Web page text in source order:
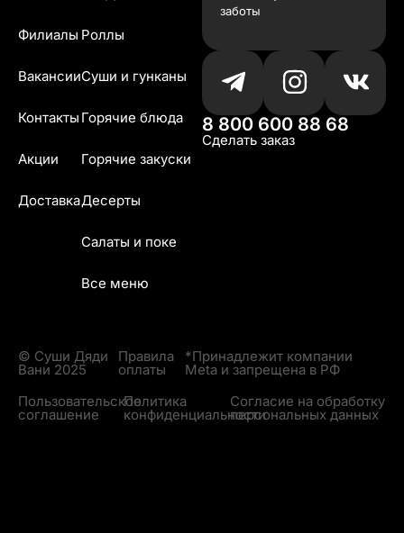
Филиалы
Вакансии
Контакты
Акции
Доставка
Роллы
Суши и гунканы
Горячие блюда
Горячие закуски
Десерты
Салаты и поке
Все меню
заботы
8 800 600 88 68
Сделать заказ
© Суши Дяди
Вани 2025
Правила
оплаты
*Принадлежит компании
Meta и запрещена в РФ
Пользовательское
соглашение
Политика
конфиденциальности
Согласие на обработку
персональных данных